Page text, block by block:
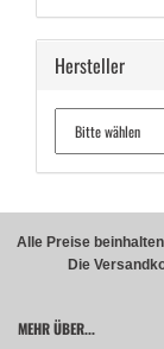
Hersteller
Alle Preise
Die
MEHR ÜBER...